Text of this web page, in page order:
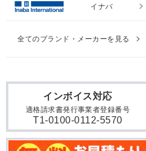
インボイス対応
適格請求書発行事業者登録番号
T1-0100-0112-5570
イナバ
全てのブランド・メーカーを見る